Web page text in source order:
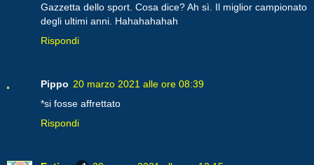
Gazzetta dello sport. Cosa dice? Ah sì. Il miglior campionato
degli ultimi anni. Hahahahahah
Rispondi
Pippo 20 marzo 2021 alle ore 08:39
*si fosse affrettato
Rispondi